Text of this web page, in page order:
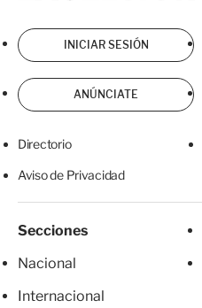
INICIAR SESIÓN
ANÚNCIATE
Directorio
Aviso de Privacidad
Secciones
Nacional
Internacional